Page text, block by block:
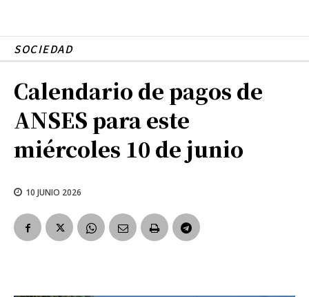
SOCIEDAD
Calendario de pagos de
ANSES para este
miércoles 10 de junio
10 JUNIO 2026